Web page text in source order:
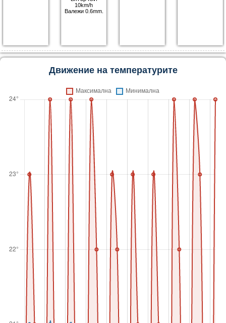
10km/h
Валежи 0.6mm.
Движение на температурите